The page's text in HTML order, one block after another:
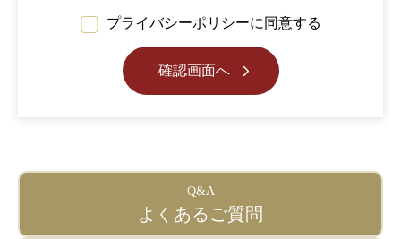
プライバシーポリシーに同意する
確認画面へ
Q&A
よくあるご質問